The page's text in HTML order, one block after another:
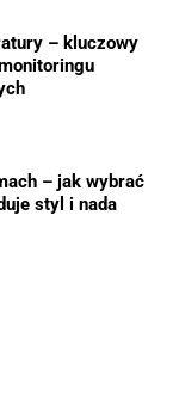
– kluczowy
– jak wybrać
styl i nada